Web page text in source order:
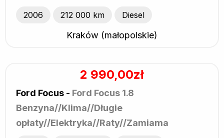
2006 212 000 km Diesel
Kraków (małopolskie)
2 990,00zł
Ford Focus - Ford Focus 1.8
Benzyna//Klima//Długie
opłaty//Elektryka//Raty//Zamiama